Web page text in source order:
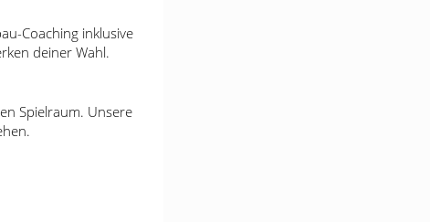
Coaching inklusive
deiner Wahl.
Spielraum. Unsere